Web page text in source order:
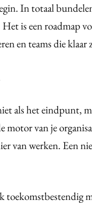
In totaal
is een roadmap
en teams die
als het eindpunt,
motor van je
van werken. Een
toekomstbestendig